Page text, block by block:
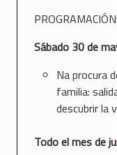
PROGRAMACIÓN:
Sábado 30 de
Na procura
familia:
descubrir la
Todo el mes de